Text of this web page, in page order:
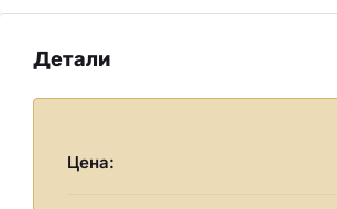
Детали
Цена: